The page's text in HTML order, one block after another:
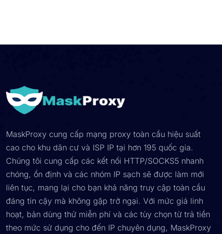
MaskProxy cung cấp mạng proxy toàn cầu hiệu suất
cao cho khu dân cư và ISP IP tại hơn 195 quốc gia.
Chúng tôi cung cấp các kết nối HTTP/SOCKS5 nhanh
chóng, ổn định và các nhóm IP sạch sẽ được làm mới
liên tục, mang lại cho bạn khả năng truy cập toàn cầu
đáng tin cậy mà không gặp trở ngại. Với mức giá linh
hoạt, bản dùng thử miễn phí và các tùy chọn từ trả tiền
theo mức sử dụng cho đến IP chuyên dụng, MaskProxy